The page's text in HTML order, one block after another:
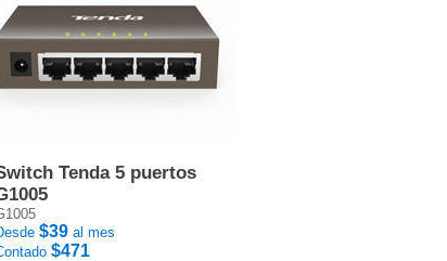
Tenda 5 puertos
$39 al mes
$471